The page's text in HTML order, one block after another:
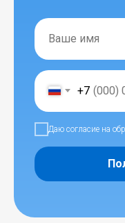
+7
Даю согласие на